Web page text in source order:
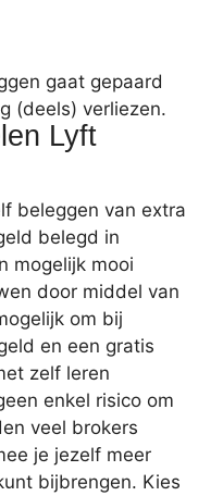
gaat gepaard
(deels) verliezen.
Lyft
beleggen van extra
belegd in
mogelijk mooi
door middel van
om bij
en een gratis
zelf leren
enkel risico om
veel brokers
je jezelf meer
bijbrengen. Kies